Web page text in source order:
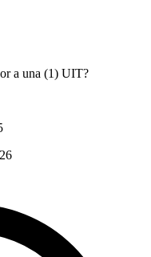
a una (1) UIT?